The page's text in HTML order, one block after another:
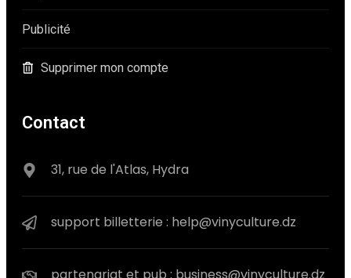
Publicité
Supprimer mon compte
Contact
31, rue de l'Atlas, Hydra
support billetterie : help@vinyculture.dz